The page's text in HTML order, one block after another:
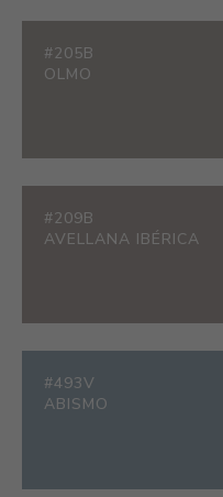
#205B
OLMO
#209B
AVELLANA IBÉRICA
#493V
ABISMO